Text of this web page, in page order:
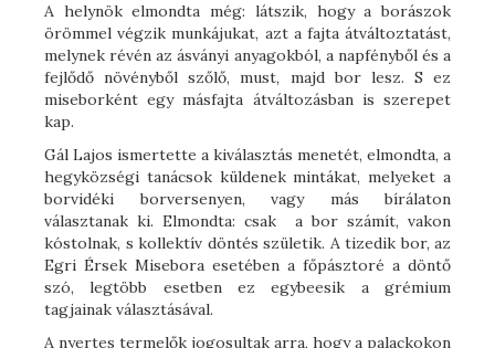
A helynök elmondta még: látszik, hogy a borászok
örömmel végzik munkájukat, azt a fajta átváltoztatást,
melynek révén az ásványi anyagokból, a napfényből és a
fejlődő növényből szőlő, must, majd bor lesz. S ez
miseborként egy másfajta átváltozásban is szerepet
kap.
Gál Lajos ismertette a kiválasztás menetét, elmondta, a
hegyközségi tanácsok küldenek mintákat, melyeket a
borvidéki borversenyen, vagy más bírálaton
választanak ki. Elmondta: csak a bor számít, vakon
kóstolnak, s kollektív döntés születik. A tizedik bor, az
Egri Érsek Misebora esetében a főpásztoré a döntő
szó, legtöbb esetben ez egybeesik a grémium
tagjainak választásával.
A nyertes termelők jogosultak arra, hogy a palackokon